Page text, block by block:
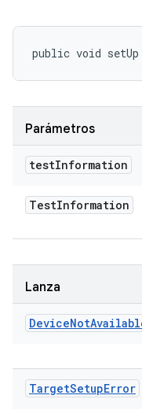
public void
Parámetros
testInformation
TestInformation
Lanza
DeviceNot
TargetSetupError